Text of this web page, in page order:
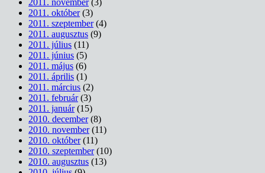
2011. november(3)
2011. október(3)
2011. szeptember(4)
2011. augusztus (9)
2011. július (11)
2011. június (5)
2011. május (6)
2011. április (1)
2011. március (2)
2011. február(3)
2011. január(15)
2010. december(8)
2010. november(11)
2010. október(11)
2010. szeptember(10)
2010. augusztus (13)